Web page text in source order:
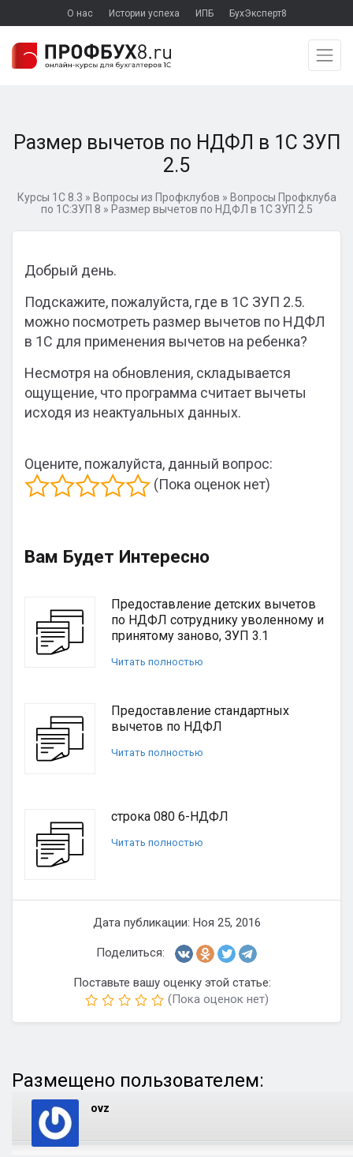
О нас Истории успеха ИПБ БухЭксперт8
Размер вычетов по НДФЛ в 1С ЗУП
2.5
Курсы 1С 8.3 » Вопросы из Профклубов » Вопросы Профклуба
по 1С:ЗУП 8 » Размер вычетов по НДФЛ в 1С ЗУП 2.5
Добрый день.
Подскажите, пожалуйста, где в 1С ЗУП 2.5.
можно посмотреть размер вычетов по НДФЛ
в 1С для применения вычетов на ребенка?
Несмотря на обновления, складывается
ощущение, что программа считает вычеты
исходя из неактуальных данных.
Оцените, пожалуйста, данный вопрос:
(Пока оценок нет)
Вам Будет Интересно
Предоставление детских вычетов
по НДФЛ сотруднику уволенному и
принятому заново, ЗУП 3.1
Читать полностью
Предоставление стандартных
вычетов по НДФЛ
Читать полностью
строка 080 6-НДФЛ
Читать полностью
Дата публикации: Ноя 25, 2016
Поделиться:
Поставьте вашу оценку этой статье:
(Пока оценок нет)
Размещено пользователем:
ovz